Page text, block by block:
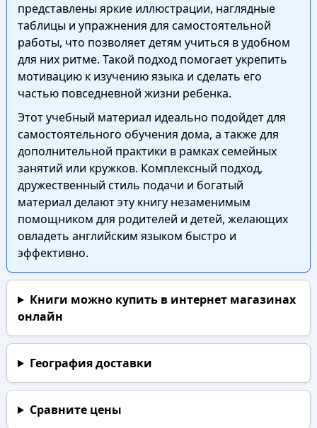
представлены яркие иллюстрации, наглядные
таблицы и упражнения для самостоятельной
работы, что позволяет детям учиться в удобном
для них ритме. Такой подход помогает укрепить
мотивацию к изучению языка и сделать его
частью повседневной жизни ребенка.
Этот учебный материал идеально подойдет для
самостоятельного обучения дома, а также для
дополнительной практики в рамках семейных
занятий или кружков. Комплексный подход,
дружественный стиль подачи и богатый
материал делают эту книгу незаменимым
помощником для родителей и детей, желающих
овладеть английским языком быстро и
эффективно.
Книги можно купить в интернет магазинах
онлайн
География доставки
Сравните цены